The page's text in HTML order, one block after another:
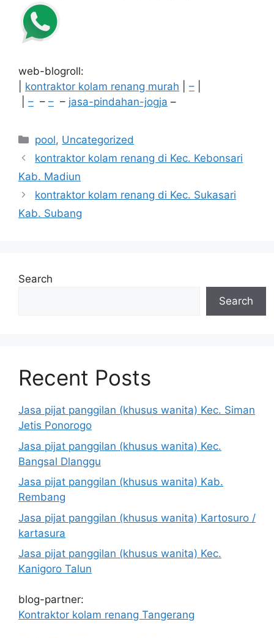
web-blogroll:
kontraktor kolam renang murah –
– – – – jasa-pindahan-jogja –
Categories
pool, Uncategorized
kontraktor kolam renang di Kec. Kebonsari
Kab. Madiun
kontraktor kolam renang di Kec. Sukasari
Kab. Subang
Search
Search
Recent Posts
Jasa pijat panggilan (khusus wanita) Kec. Siman
Jetis Ponorogo
Jasa pijat panggilan (khusus wanita) Kec.
Bangsal Dlanggu
Jasa pijat panggilan (khusus wanita) Kab.
Rembang
Jasa pijat panggilan (khusus wanita) Kartosuro /
kartasura
Jasa pijat panggilan (khusus wanita) Kec.
Kanigoro Talun
blog-partner:
Kontraktor kolam renang Tangerang